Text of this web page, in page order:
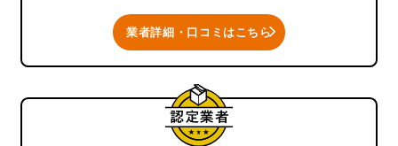
伺いした際に担当した人間が指
揮を執らないと、必ず不手際が
に行き、作業する人間にその見
積り内容だけを伝える！
このようなやり方では、見積も
業者詳細・口コミはこちら